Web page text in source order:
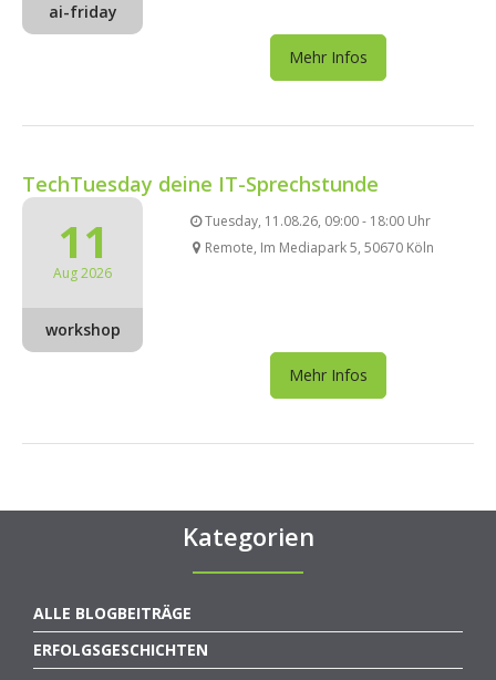
ai-friday
Mehr Infos
TechTuesday deine IT-Sprechstunde
11
Aug 2026
workshop
Tuesday, 11.08.26, 09:00 - 18:00 Uhr
Remote, Im Mediapark 5, 50670 Köln
Mehr Infos
Kategorien
ALLE BLOGBEITRÄGE
ERFOLGSGESCHICHTEN